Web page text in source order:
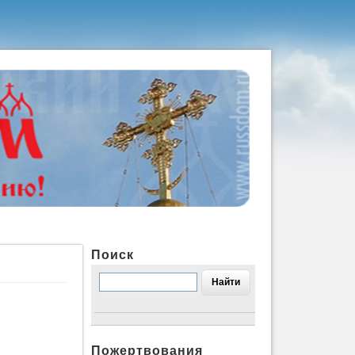
Поиск
Пожертвования